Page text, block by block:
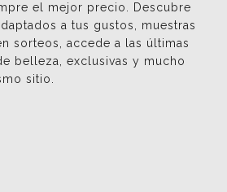
el mejor precio. Descubre
a tus gustos, muestras
sorteos, accede a las últimas
belleza, exclusivas y mucho
sitio.